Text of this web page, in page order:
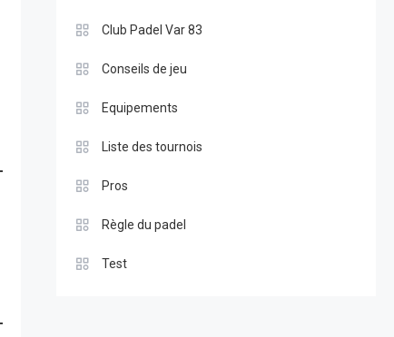
Club Padel Var 83
Conseils de jeu
Equipements
Liste des tournois
Pros
Règle du padel
Test